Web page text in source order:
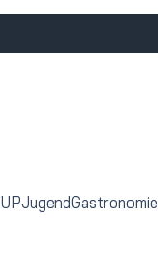
JugendGastronomie